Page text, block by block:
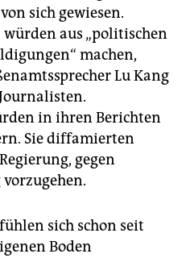
sich gewiesen.
aus „politischen
machen,
Lu Kang
in ihren Berichten
Sie diffamierten
gegen
sich schon seit
Boden